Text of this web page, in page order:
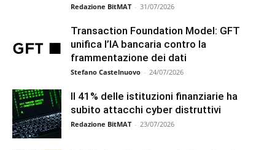
Redazione BitMAT - 31/07/2026
Transaction Foundation Model: GFT
unifica l’IA bancaria contro la
frammentazione dei dati
Stefano Castelnuovo - 24/07/2026
Il 41% delle istituzioni finanziarie ha
subito attacchi cyber distruttivi
Redazione BitMAT - 23/07/2026